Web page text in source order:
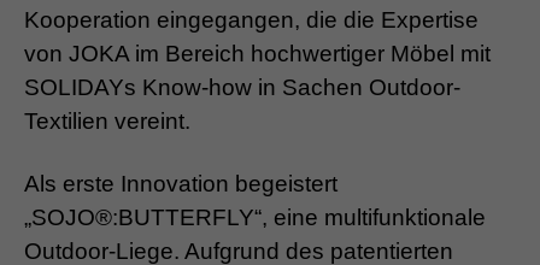
Kooperation eingegangen, die die Expertise
von JOKA im Bereich hochwertiger Möbel mit
SOLIDAYs Know-how in Sachen Outdoor-
Textilien vereint.
Als erste Innovation begeistert
„SOJO®:BUTTERFLY“, eine multifunktionale
Outdoor-Liege. Aufgrund des patentierten